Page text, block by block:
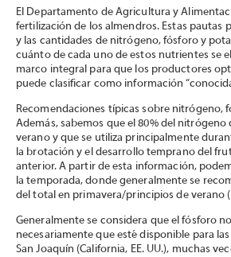
El Departamento de Agricultura y
fertilización de los almendros. Estas
y las cantidades de nitrógeno, fósforo y
cuánto de cada uno de estos nutrientes se
marco integral para que los productores
puede clasificar como información
Recomendaciones típicas sobre nitrógeno,
Además, sabemos que el 80% del
verano y que se utiliza principalmente
la brotación y el desarrollo temprano del
anterior. A partir de esta información,
la temporada, donde generalmente se
del total en primavera/principios de verano
Generalmente se considera que el fósforo
necesariamente que esté disponible para
San Joaquín (California, EE. UU.), muchas